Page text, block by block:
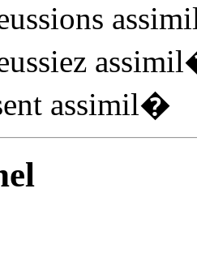
assimil
assimil�